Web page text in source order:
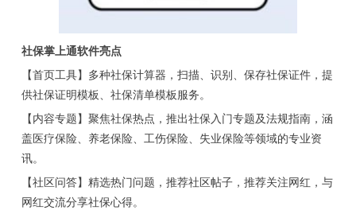
社保掌上通软件亮点
【首页工具】多种社保计算器，扫描、识别、保存社保证件，提
供社保证明模板、社保清单模板服务。
【内容专题】聚焦社保热点，推出社保入门专题及法规指南，涵
盖医疗保险、养老保险、工伤保险、失业保险等领域的专业资
讯。
【社区问答】精选热门问题，推荐社区帖子，推荐关注网红，与
网红交流分享社保心得。